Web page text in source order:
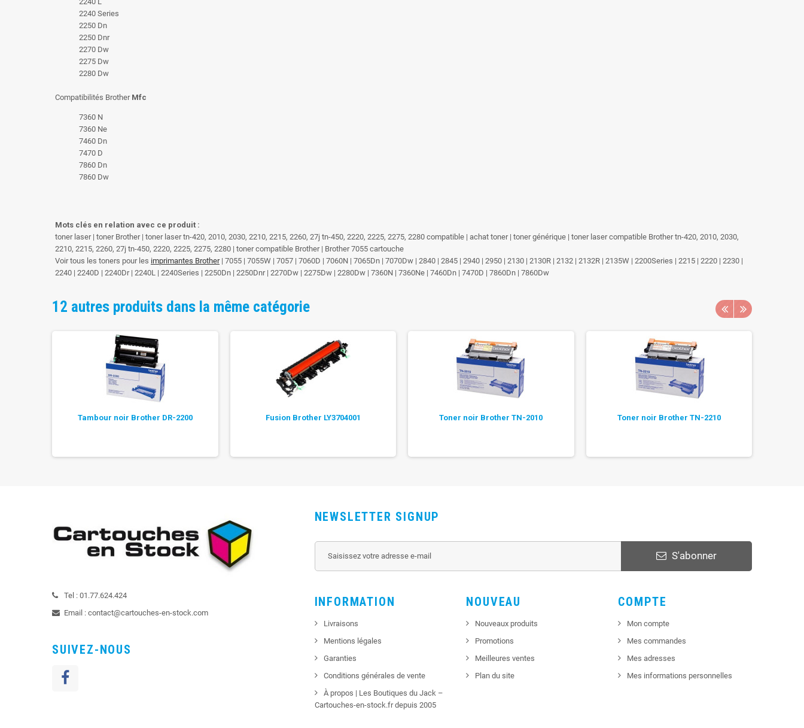
2240 Series
2250 Dn
2250 Dnr
2270 Dw
2275 Dw
2280 Dw
Compatibilités Brother Mfc
7360 N
7360 Ne
7460 Dn
7470 D
7860 Dn
7860 Dw
Mots clés en relation avec ce produit :
toner laser | toner Brother | toner laser tn-420, 2010, 2030, 2210, 2215, 2260, 27j tn-450, 2220, 2225, 2275, 2280 compatible | achat toner | toner générique | toner laser compatible Brother tn-420, 2010, 2030,
2210, 2215, 2260, 27j tn-450, 2220, 2225, 2275, 2280 | toner compatible Brother | Brother 7055 cartouche
Voir tous les toners pour les imprimantes Brother| 7055 | 7055W | 7057 | 7060D | 7060N | 7065Dn | 7070Dw | 2840 | 2845 | 2940 | 2950 | 2130 | 2130R | 2132 | 2132R | 2135W | 2200Series | 2215 | 2220 | 2230 |
2240 | 2240D | 2240Dr | 2240L | 2240Series | 2250Dn | 2250Dnr | 2270Dw | 2275Dw | 2280Dw | 7360N | 7360Ne | 7460Dn | 7470D | 7860Dn | 7860Dw
12 autres produits dans la même catégorie
Tambour noir Brother DR-2200 Fusion Brother LY3704001 Toner noir Brother TN-2010 Toner noir Brother TN-2210
Tel : 01.77.624.424
Email : contact@cartouches-en-stock.com
SUIVEZ-NOUS
NEWSLETTER SIGNUP
S'abonner
INFORMATION
Livraisons
Mentions légales
Garanties
Conditions générales de vente
À propos | Les Boutiques du Jack –
Cartouches-en-stock.fr depuis 2005
NOUVEAU
Nouveaux produits
Promotions
Meilleures ventes
Plan du site
COMPTE
Mon compte
Mes commandes
Mes adresses
Mes informations personnelles